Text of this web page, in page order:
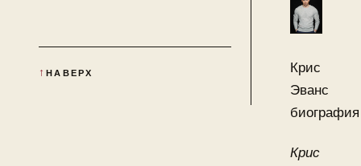
НАВЕРХ
Крис
Эванс
биография
Крис